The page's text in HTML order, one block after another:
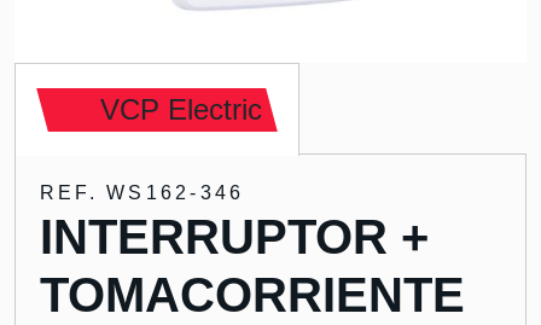
VCP Electric
REF. WS162-346
INTERRUPTOR +
TOMACORRIENTE